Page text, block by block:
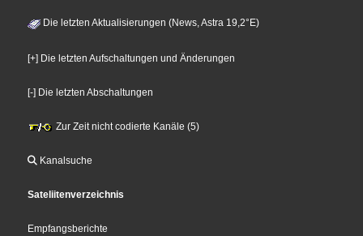
Die letzten Aktualisierungen (News, Astra 19,2°E)
[+] Die letzten Aufschaltungen und Änderungen
[-] Die letzten Abschaltungen
Zur Zeit nicht codierte Kanäle (5)
Kanalsuche
Sateliitenverzeichnis
Empfangsberichte